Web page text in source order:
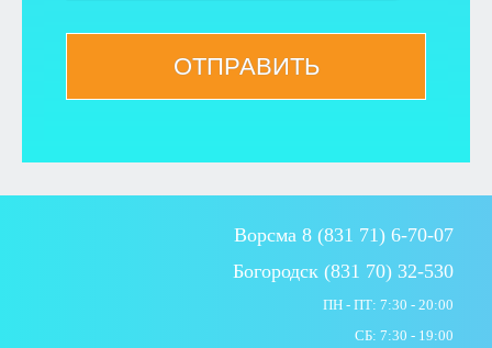
ОТПРАВИТЬ
Ворсма 8 (831 71) 6-70-07
Богородск (831 70) 32-530
ПН - ПТ: 7:30 - 20:00
СБ: 7:30 - 19:00